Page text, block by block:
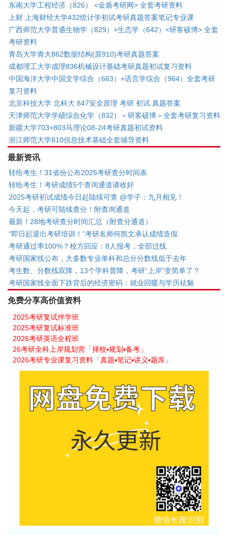
东南大学工程经济（826） <金盾考研网> 全套考研资料
上财 上海财经大学432统计学初试考研真题答案笔记专业课
广西师范大学普通生物学（829）+生态学（642）<研客硕博> 全套
考研资料
青岛大学青大862数据结构(原910)考研真题答案
成都理工大学成理836机械设计基础考研真题初试复习资料
中国海洋大学中国文学综合（663）+语言学综合（964）全套考研
复习资料
北京科技大学 北科大 847安全原理 考研 初试 真题答案
天津师范大学学硕综合化学（832）＜研客硕博＞全套考研复习资料
新疆大学703+803马理论08-24考研真题初试资料
浙江师范大学810信息技术基础全套辅导资料
最新资讯
转给考生！31省份公布2025考研查分时间表
转给考生！考研成绩5个查询通道请收好
2025考研初试成绩今日起陆续可查 @学子：九月相见！
今天起，考研可陆续查分！附查询通道
最新！28地考研查分时间汇总（附查分通道）
“即日起退出考研培训！”考研名师何凯文承认成绩造假
考研通过率100%？校方回应：8人报考，全部过线
考研国家线公布，大多数专业单科和总分分数线低于去年
考生数、分数线双降，13个学科普降，考研“上岸”变简单了？
考研国家线全面下跌背后的经济密码：就业回暖与学历祛魅
免费分享高价值资料
2025考研复试伴学班
2025考研复试标准班
2026考研英语全程班
26考研全科上岸规划营「择校▪规划▪备考」
2026考研专业课复习资料「真题▪笔记▪讲义▪题库」